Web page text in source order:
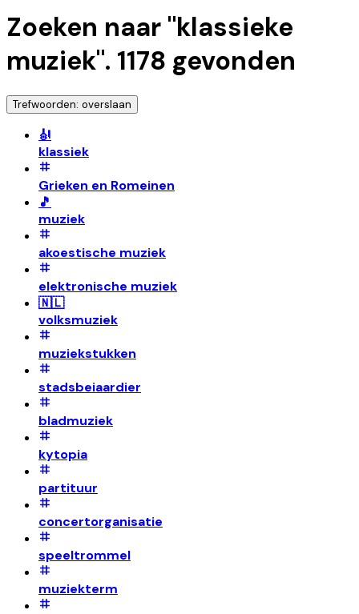
Zoeken naar "klassieke
muziek". 1178 gevonden
Trefwoorden: overslaan
🎻
klassiek
Grieken en Romeinen
🎵
muziek
akoestische muziek
elektronische muziek
🇳🇱
volksmuziek
muziekstukken
stadsbeiaardier
bladmuziek
kytopia
partituur
concertorganisatie
speeltrommel
muziekterm